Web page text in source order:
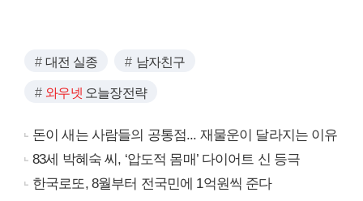
대전 실종 남자친구
와우넷 오늘장전략
돈이 새는 사람들의 공통점... 재물운이 달라지는 이유
83세 박혜숙 씨, ‘압도적 몸매’ 다이어트 신 등극
한국로또, 8월부터 전국민에 1억원씩 준다